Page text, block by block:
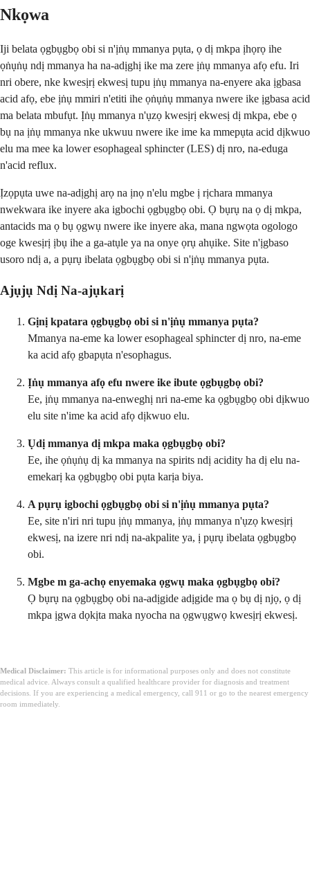
Nkọwa
Iji belata ọgbụgbọ obi si n'ịṅụ mmanya pụta, ọ dị mkpa ịhọrọ ihe
ọṅụṅụ ndị mmanya ha na-adịghị ike ma zere ịṅụ mmanya afọ efu. Iri
nri obere, nke kwesịrị ekwesị tupu ịṅụ mmanya na-enyere aka ịgbasa
acid afọ, ebe ịṅụ mmiri n'etiti ihe ọṅụṅụ mmanya nwere ike ịgbasa acid
ma belata mbufụt. Ịṅụ mmanya n'ụzọ kwesịrị ekwesị dị mkpa, ebe ọ
bụ na ịṅụ mmanya nke ukwuu nwere ike ime ka mmepụta acid dịkwuo
elu ma mee ka lower esophageal sphincter (LES) dị nro, na-eduga
n'acid reflux.
Ịzọpụta uwe na-adịghị arọ na ịnọ n'elu mgbe ị rịchara mmanya
nwekwara ike inyere aka igbochi ọgbụgbọ obi. Ọ bụrụ na ọ dị mkpa,
antacids ma ọ bụ ọgwụ nwere ike inyere aka, mana ngwọta ogologo
oge kwesịrị ịbụ ihe a ga-atụle ya na onye ọrụ ahụike. Site n'ịgbaso
usoro ndị a, a pụrụ ibelata ọgbụgbọ obi si n'ịṅụ mmanya pụta.
Ajụjụ Ndị Na-ajụkarị
Gịnị kpatara ọgbụgbọ obi si n'ịṅụ mmanya pụta?
Mmanya na-eme ka lower esophageal sphincter dị nro, na-eme
ka acid afọ gbapụta n'esophagus.
Ịṅụ mmanya afọ efu nwere ike ibute ọgbụgbọ obi?
Ee, ịṅụ mmanya na-enweghị nri na-eme ka ọgbụgbọ obi dịkwuo
elu site n'ime ka acid afọ dịkwuo elu.
Ụdị mmanya dị mkpa maka ọgbụgbọ obi?
Ee, ihe ọṅụṅụ dị ka mmanya na spirits ndị acidity ha dị elu na-
emekarị ka ọgbụgbọ obi pụta karịa biya.
A pụrụ igbochi ọgbụgbọ obi si n'ịṅụ mmanya pụta?
Ee, site n'iri nri tupu ịṅụ mmanya, ịṅụ mmanya n'ụzọ kwesịrị
ekwesị, na izere nri ndị na-akpalite ya, ị pụrụ ibelata ọgbụgbọ
obi.
Mgbe m ga-achọ enyemaka ọgwụ maka ọgbụgbọ obi?
Ọ bụrụ na ọgbụgbọ obi na-adịgide adịgide ma ọ bụ dị njọ, ọ dị
mkpa ịgwa dọkịta maka nyocha na ọgwụgwọ kwesịrị ekwesị.
Medical Disclaimer: This article is for informational purposes only and does not constitute
medical advice. Always consult a qualified healthcare provider for diagnosis and treatment
decisions. If you are experiencing a medical emergency, call 911 or go to the nearest emergency
room immediately.